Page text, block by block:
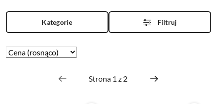
Kategorie Filtruj
Zastosowano
Sortuj